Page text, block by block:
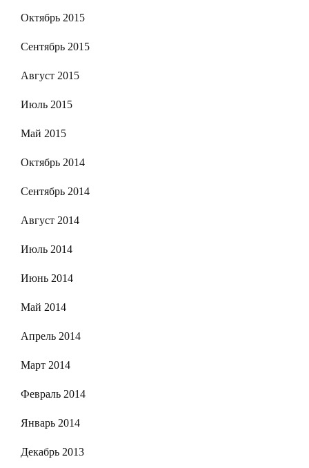
Октябрь 2015
Сентябрь 2015
Август 2015
Июль 2015
Май 2015
Октябрь 2014
Сентябрь 2014
Август 2014
Июль 2014
Июнь 2014
Май 2014
Апрель 2014
Март 2014
Февраль 2014
Январь 2014
Декабрь 2013